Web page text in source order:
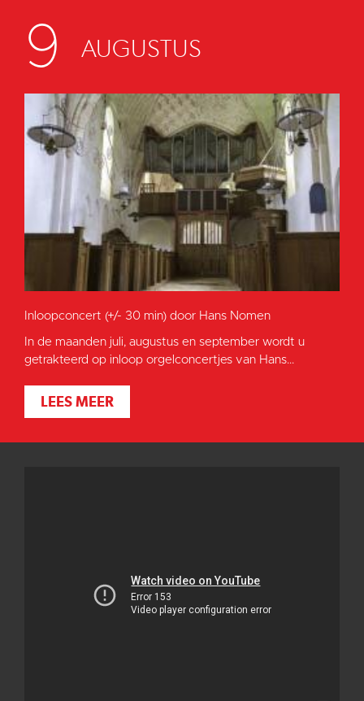
9 AUGUSTUS
Inloopconcert (+/- 30 min) door Hans Nomen
In de maanden juli, augustus en september wordt u
getrakteerd op inloop orgelconcertjes van Hans...
LEES MEER